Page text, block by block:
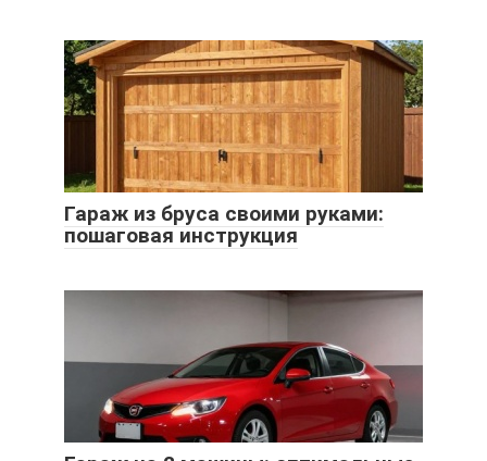
Гараж из бруса своими руками:
пошаговая инструкция